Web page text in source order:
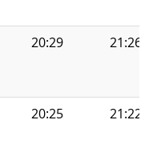
20:29 21:26
20:25 21:22